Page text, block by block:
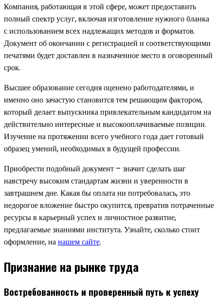
Компания, работающая в этой сфере, может предоставить
полный спектр услуг, включая изготовление нужного бланка
с использованием всех надлежащих методов и форматов.
Документ об окончании с регистрацией и соответствующими
печатями будет доставлен в назначенное место в оговоренный
срок.
Высшее образование сегодня оценено работодателями, и
именно оно зачастую становится тем решающим фактором,
который делает выпускника привлекательным кандидатом на
действительно интересные и высокооплачиваемые позиции.
Изучение на протяжении всего учебного года дает готовый
образец умений, необходимых в будущей профессии.
Приобрести подобный документ – значит сделать шаг
навстречу высоким стандартам жизни и уверенности в
завтрашнем дне. Какая бы оплата ни потребовалась, это
недорогое вложение быстро окупится, превратив потраченные
ресурсы в карьерный успех и личностное развитие,
предлагаемые знаниями института. Узнайте, сколько стоит
оформление, нанашем сайте.
Признание на рынке труда
Востребованность и проверенный путь к успеху